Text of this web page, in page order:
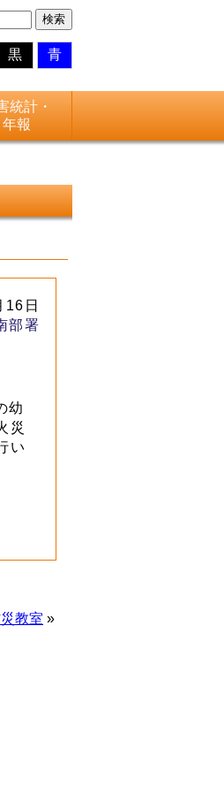
黒 青
統計・
年報
日
部署
幼
災
い
教室 »